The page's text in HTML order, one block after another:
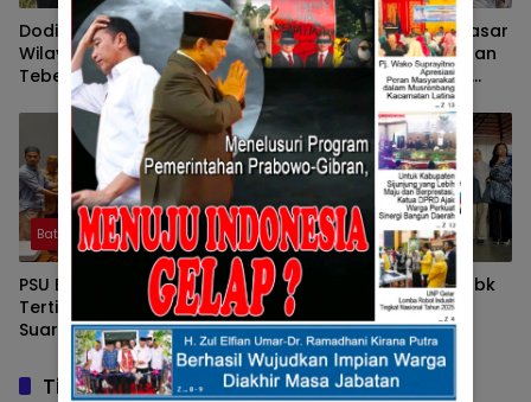
Dodi Hendra, Koordinator
Wilayah Sumbar dari Tim
Tebet, Pasang Plang Merek
di Lokas Pendirian Dapur
Makan Gratis
Lakukan Blusukan ke Pasar
Balai Tangah Kecamatan
Lintau, Rich Aprian dan
Doni Karson Tuai Respon
Hangat Dari Masyaraka
Batusangkar
PSU Berjalan Aman dan
Tertib, Irman Gusman Raih
Suara Terbanyak Di
Kabupaten Tanah Datar.
Batusangkar
PT. UNITED TRACTORS Tbk
bersama J Trust Bank
Peduli Bencana Banjir
Bandang Sumatera Barat
Turunkan Bantuan
Tinggalkan Balasan